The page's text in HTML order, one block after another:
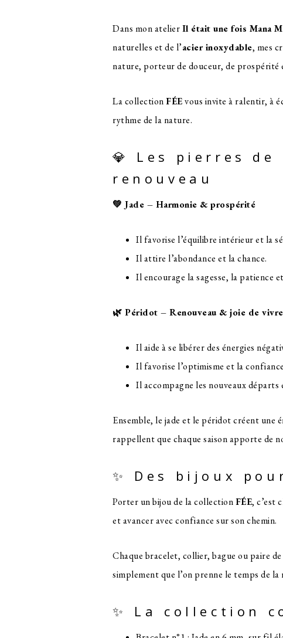
Dans mon atelierIl était une fois Mana
naturelles et de l’acier inoxydable, mes
nature, porteur de douceur, de prospérité
La collectionFÉEvous invite à ralentir, à
rythme de la nature.
💎 Les pierres de
renouveau
💚 Jade – Harmonie & prospérité
Il favorise l’équilibre intérieur et la
Il attire l’abondance et la chance.
Il encourage la sagesse, la patience
🌿 Péridot – Renouveau & joie de vivre
Il aide à se libérer des énergies
Il favorise l’optimisme et la
Il accompagne les nouveaux départs
Ensemble, le jade et le péridot créent une
rappellent que chaque saison apporte de
✨ Des bijoux
Porter un bijou de la collectionFÉE, c’est
et avancer avec confiance sur son chemin.
Chaque bracelet, collier, bague ou paire
simplement que l’on prenne le temps de la
✨ La collection